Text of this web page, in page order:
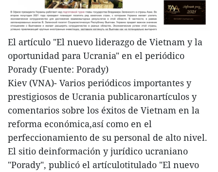
El artículo "El nuevo liderazgo de Vietnam y la
oportunidad para Ucrania" en el periódico
Porady (Fuente: Porady)
Kiev (VNA)- Varios periódicos importantes y
prestigiosos de Ucrania publicaronartículos y
comentarios sobre los éxitos de Vietnam en la
reforma económica,así como en el
perfeccionamiento de su personal de alto nivel.
El sitio deinformación y jurídico ucraniano
"Porady", publicó el artículotitulado "El nuevo